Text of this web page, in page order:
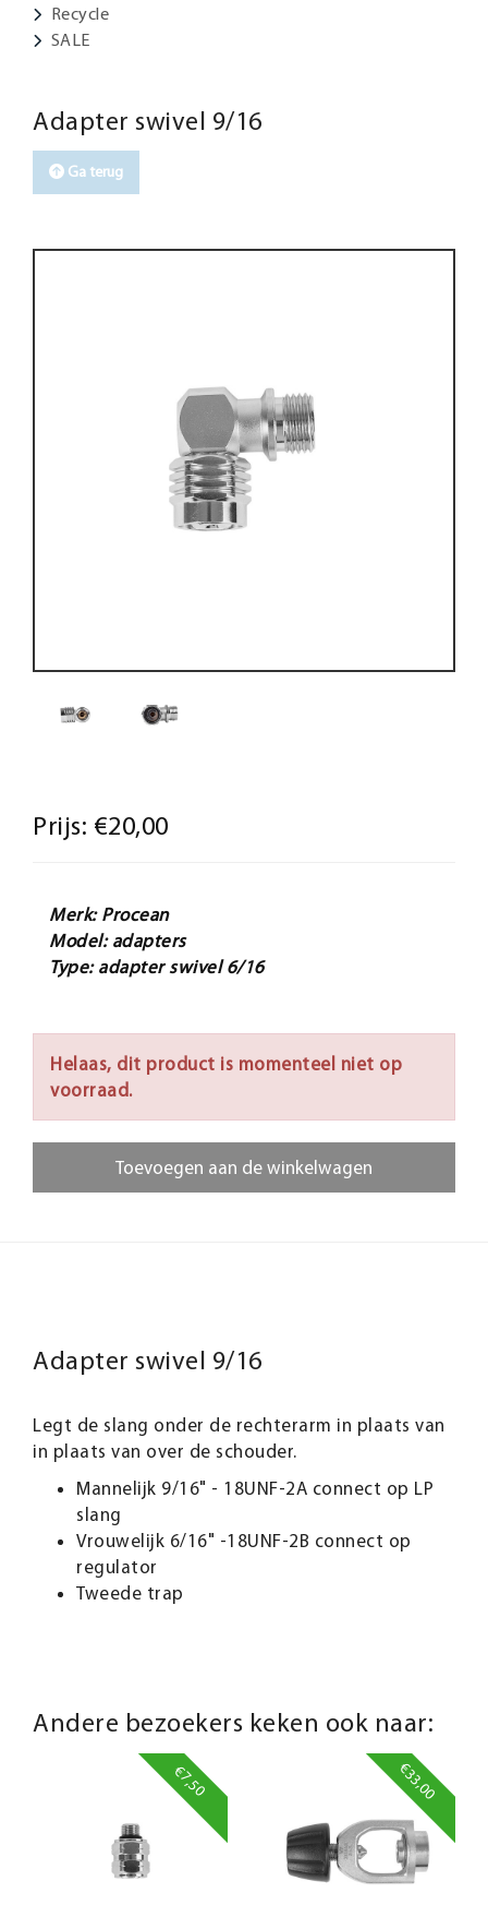
Recycle
SALE
Adapter swivel 9/16
Ga terug
Prijs: €20,00
Merk: Procean
Model: adapters
Type: adapter swivel 6/16
Helaas, dit product is momenteel niet op
voorraad.
Toevoegen aan de winkelwagen
Adapter swivel 9/16
Legt de slang onder de rechterarm in plaats van
in plaats van over de schouder.
Mannelijk 9/16" - 18UNF-2A connect op LP
slang
Vrouwelijk 6/16" -18UNF-2B connect op
regulator
Tweede trap
Andere bezoekers keken ook naar:
€7,50 €33,00